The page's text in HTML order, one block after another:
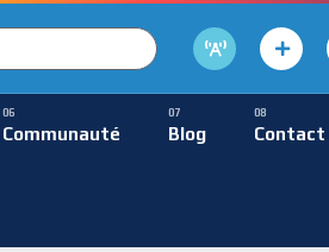
Communauté Blog Contact
Méditative